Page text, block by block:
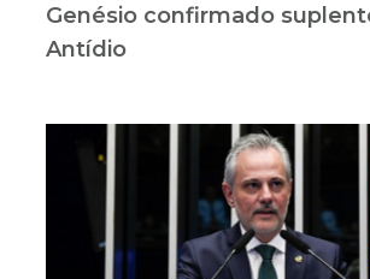
Genésio confirmado
Antídio